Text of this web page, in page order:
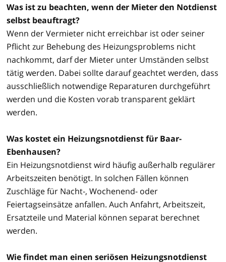
Was ist zu beachten, wenn der Mieter den Notdienst
selbst beauftragt?
Wenn der Vermieter nicht erreichbar ist oder seiner
Pflicht zur Behebung des Heizungsproblems nicht
nachkommt, darf der Mieter unter Umständen selbst
tätig werden. Dabei sollte darauf geachtet werden, dass
ausschließlich notwendige Reparaturen durchgeführt
werden und die Kosten vorab transparent geklärt
werden.
Was kostet ein Heizungsnotdienst für Baar-
Ebenhausen?
Ein Heizungsnotdienst wird häufig außerhalb regulärer
Arbeitszeiten benötigt. In solchen Fällen können
Zuschläge für Nacht-, Wochenend- oder
Feiertagseinsätze anfallen. Auch Anfahrt, Arbeitszeit,
Ersatzteile und Material können separat berechnet
werden.
Wie findet man einen seriösen Heizungsnotdienst